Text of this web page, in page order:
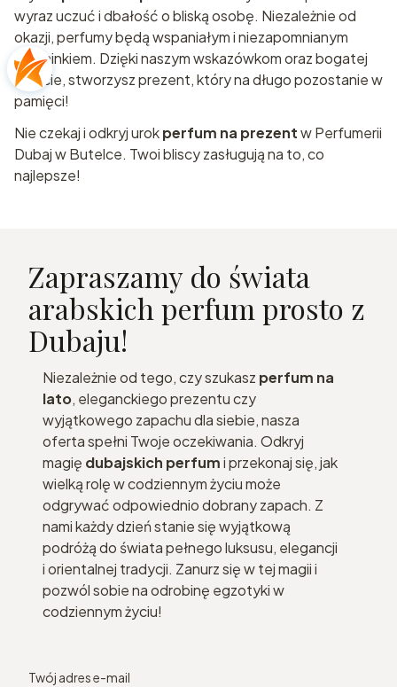
wyraz uczuć i dbałość o bliską osobę. Niezależnie od
okazji, perfumy będą wspaniałym i niezapomnianym
upominkiem. Dzięki naszym wskazówkom oraz bogatej
ofercie, stworzysz prezent, który na długo pozostanie w
pamięci!
Nie czekaj i odkryj urokperfum na prezentw Perfumerii
Dubaj w Butelce. Twoi bliscy zasługują na to, co
najlepsze!
Zapraszamy do świata
arabskich perfum prosto z
Dubaju!
Niezależnie od tego, czy szukasz perfum na
lato, eleganckiego prezentu czy
wyjątkowego zapachu dla siebie, nasza
oferta spełni Twoje oczekiwania. Odkryj
magię dubajskich perfumi przekonaj się, jak
wielką rolę w codziennym życiu może
odgrywać odpowiednio dobrany zapach. Z
nami każdy dzień stanie się wyjątkową
podróżą do świata pełnego luksusu, elegancji
i orientalnej tradycji. Zanurz się w tej magii i
pozwól sobie na odrobinę egzotyki w
codziennym życiu!
Twój adres e-mail